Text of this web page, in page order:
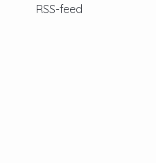
RSS-feed